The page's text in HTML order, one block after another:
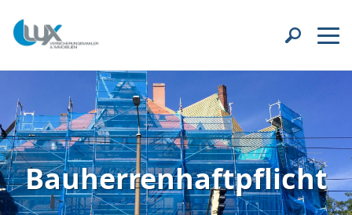
Bauherrenhaftpflicht